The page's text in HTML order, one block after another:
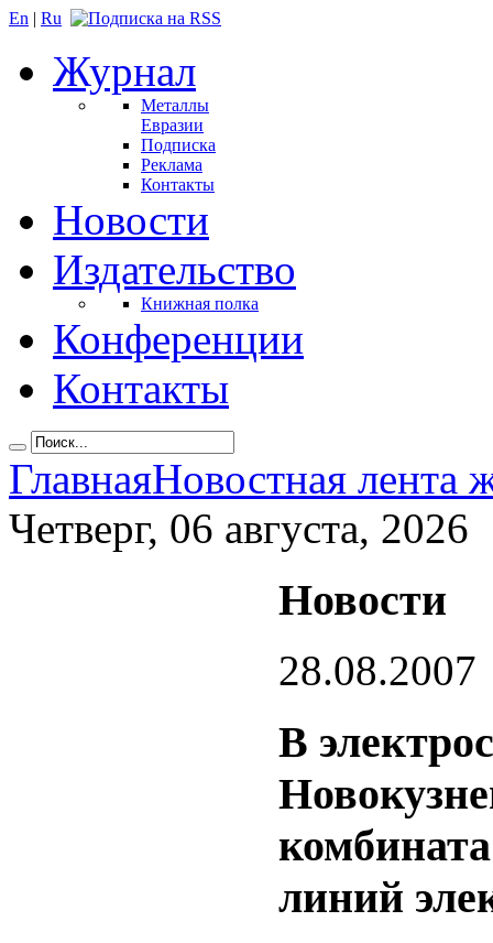
En | Ru
Журнал
Металлы
Евразии
Подписка
Реклама
Контакты
Новости
Издательство
Книжная полка
Конференции
Контакты
ГлавнаяНовостная лента
Четверг, 06 августа, 2026
Новости
28.08.2007
В
линий